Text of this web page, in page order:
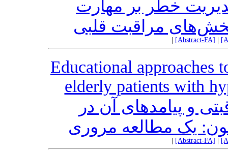
خطر بر مهارت
مراقبت قلبی
[Abstract-FA]
Educational approaches
elderly patients with
و پیامدهای آن در
یک مطالعه مروری
[Abstract-FA]